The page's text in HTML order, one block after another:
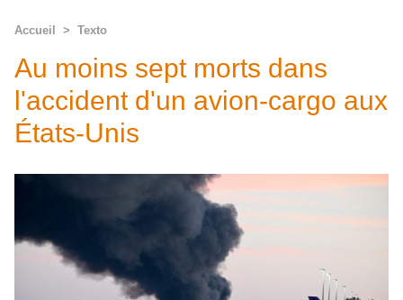
Accueil > Texto
Au moins sept morts dans
l'accident d'un avion-cargo aux
États-Unis